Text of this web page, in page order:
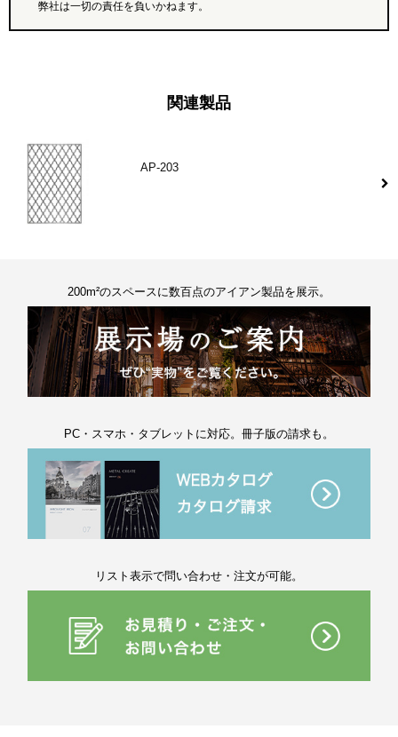
弊社は一切の責任を負いかねます。
関連製品
AP-203
200m²のスペースに数百点のアイアン製品を展示。
PC・スマホ・タブレットに対応。冊子版の請求も。
リスト表示で問い合わせ・注文が可能。